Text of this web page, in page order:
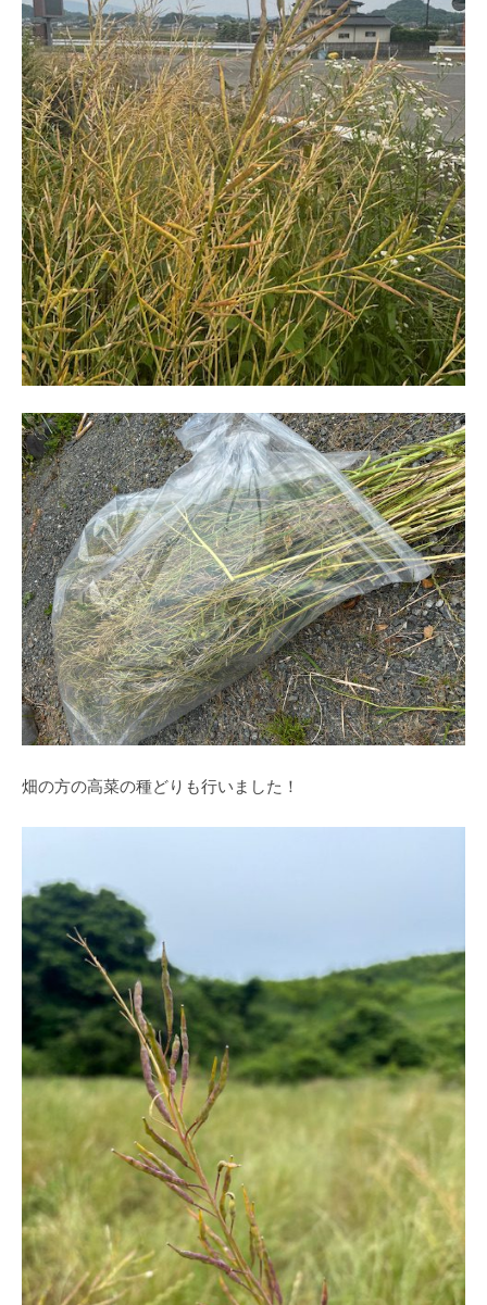
畑の方の高菜の種どりも行いました！